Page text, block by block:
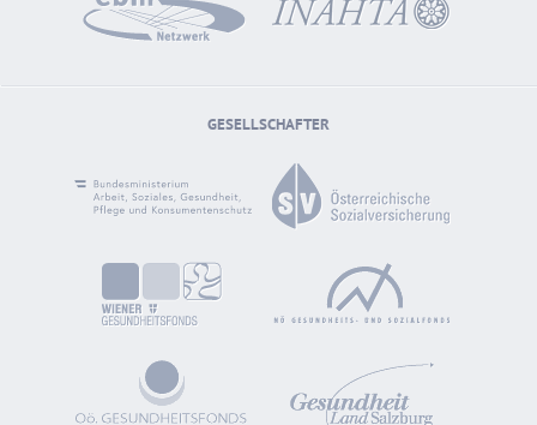
GESELLSCHAFTER